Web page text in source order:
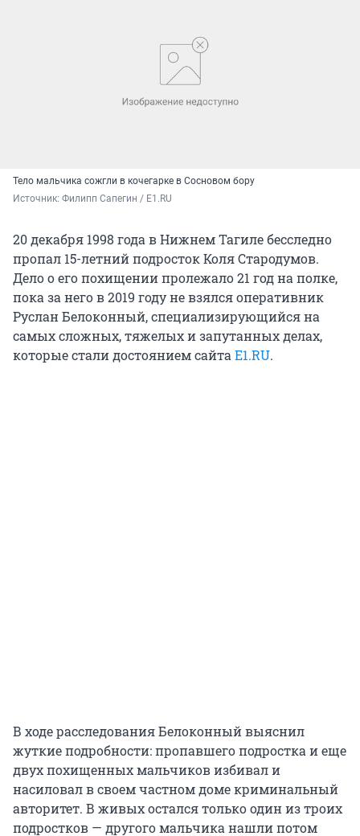
Тело мальчика сожгли в кочегарке в Сосновом бору
Источник: Филипп Сапегин / E1.RU
20 декабря 1998 года в Нижнем Тагиле бесследно
пропал 15-летний подросток Коля Стародумов.
Дело о его похищении пролежало 21 год на полке,
пока за него в 2019 году не взялся оперативник
Руслан Белоконный, специализирующийся на
самых сложных, тяжелых и запутанных делах,
которые стали достоянием сайта E1.RU.
В ходе расследования Белоконный выяснил
жуткие подробности: пропавшего подростка и еще
двух похищенных мальчиков избивал и
насиловал в своем частном доме криминальный
авторитет. В живых остался только один из троих
подростков — другого мальчика нашли потом